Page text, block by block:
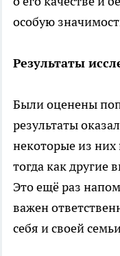
особую
Результаты
Были оценены
результаты
некоторые из
тогда как другие
Это ещё раз
важен
себя и своей